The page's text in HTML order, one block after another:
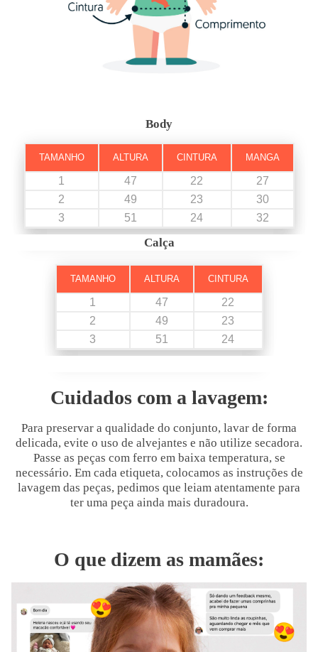
Body
TAMANHO ALTURA CINTURA MANGA
1 47 22
27
2
49 23
30
3
51 24 32
Calça
TAMANHO ALTURA CINTURA
1 47
22
2
49
23
3
51 24
Cuidados com a lavagem:
Para preservar a qualidade do conjunto, lavar de forma
delicada, evite o uso de alvejantes e não utilize secadora.
Passe as peças com ferro em baixa temperatura, se
necessário. Em cada etiqueta, colocamos as instruções de
lavagem das peças, pedimos que leiam atentamente para
ter uma peça ainda mais duradoura.
O que dizem as mamães: